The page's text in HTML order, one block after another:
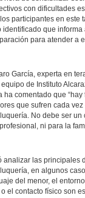
con dificultades
participantes en este
identificado que informa
para atender a
García, experta en
de Instituto
ha comentado que “hay
que sufren cada vez
No debe ser un
ni para la
analizar las principales
en algunos
del menor, el
el contacto físico son